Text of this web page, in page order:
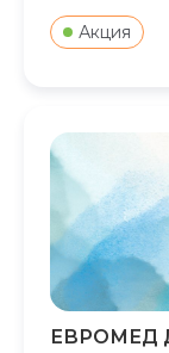
Акция
ЕВРОМЕД